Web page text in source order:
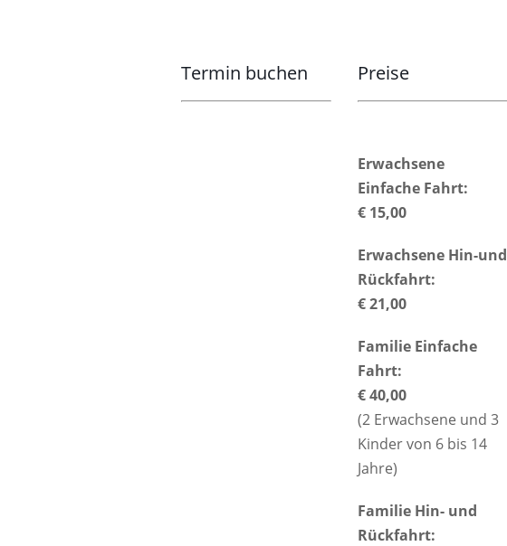
Termin buchen Preise
Erwachsene
Einfache Fahrt:
€ 15,00
Erwachsene Hin-und
Rückfahrt:
€ 21,00
Familie Einfache
Fahrt:
€ 40,00
(2 Erwachsene und 3
Kinder von 6 bis 14
Jahre)
Familie Hin- und
Rückfahrt: